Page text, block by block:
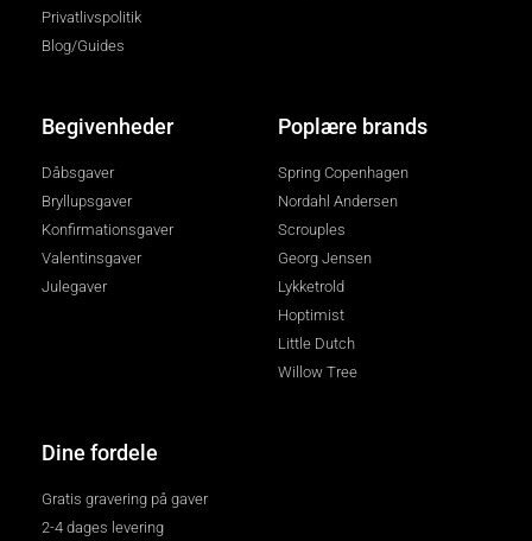
Privatlivspolitik
Blog/Guides
Begivenheder
Dåbsgaver
Bryllupsgaver
Konfirmationsgaver
Valentinsgaver
Julegaver
Poplære brands
Spring Copenhagen
Nordahl Andersen
Scrouples
Georg Jensen
Lykketrold
Hoptimist
Little Dutch
Willow Tree
Dine fordele
Gratis gravering på gaver
2-4 dages levering